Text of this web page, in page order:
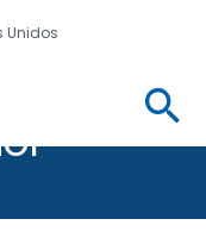
Unidos
y el Registro de